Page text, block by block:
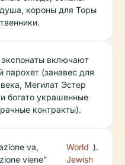
короны для Торы
включают
парохет (занавес для
Мегилат Эстер
богато украшенные
контракты).
va,
viene”
World
Jewish
).